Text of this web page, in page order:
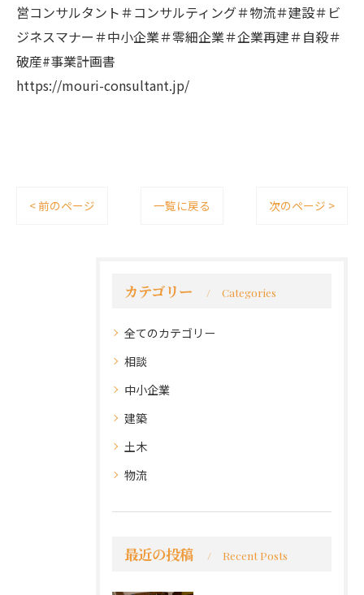
営コンサルタント＃コンサルティング＃物流＃建設＃ビ
ジネスマナー＃中小企業＃零細企業＃企業再建＃自殺＃
破産#事業計画書
https://mouri-consultant.jp/
< 前のページ 一覧に戻る 次のページ >
カテゴリー Categories
全てのカテゴリー
相談
中小企業
建築
土木
物流
最近の投稿 Recent Posts